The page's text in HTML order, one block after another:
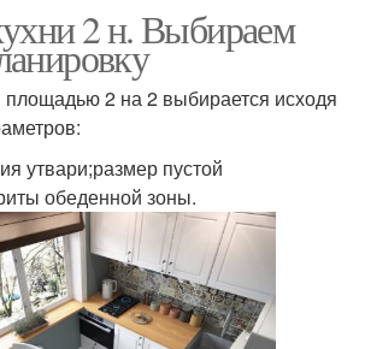
2 н. Выбираем
площадью 2 на 2 выбирается исходя
утвари;размер пустой
обеденной зоны.